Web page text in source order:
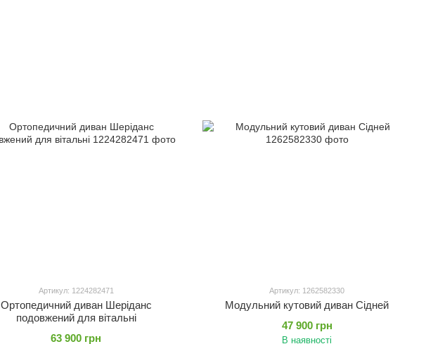
Артикул: 1224282471
Ортопедичний диван Шеріданс
подовжений для вітальні
63 900 грн
Артикул: 1262582330
Модульний кутовий диван Сідней
47 900 грн
В наявності